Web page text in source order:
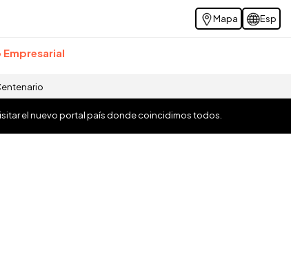
Mapa Esp
el nuevo portal país donde coincidimos todos.